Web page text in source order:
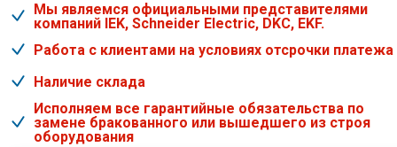
Мы являемся официальными представителями
компаний IEK, Schneider Electric, DKC, EKF.
Работа с клиентами на условиях отсрочки платежа
Наличие склада
Исполняем все гарантийные обязательства по
замене бракованного или вышедшего из строя
оборудования